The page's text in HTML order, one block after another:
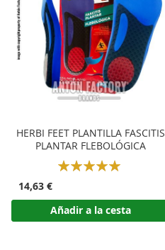
HERBI FEET PLANTILLA FASCITIS
PLANTAR FLEBOLÓGICA
Rating:
14,63 €
Añadir a la cesta